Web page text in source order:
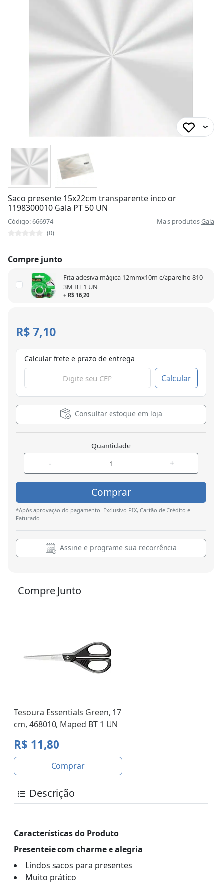
Saco presente 15x22cm transparente incolor
1198300010 Gala PT 50 UN
Código: 666974 Mais produtosGala
(0)
Compre junto
Fita adesiva mágica 12mmx10m c/aparelho 810
3M BT 1 UN
+ R$ 16,20
R$ 7,10
Calcular frete e prazo de entrega
Calcular
Consultar estoque em loja
Quantidade
- +
Comprar
*Após aprovação do pagamento. Exclusivo PIX, Cartão de Crédito e
Faturado
Assine e programe sua recorrência
Compre Junto
Tesoura Essentials Green, 17
cm, 468010, Maped BT 1 UN
R$ 11,80
Comprar
Descrição
Características do Produto
Presenteie com charme e alegria
Lindos sacos para presentes
Muito prático